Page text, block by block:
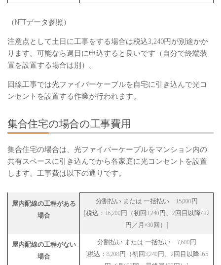
（NTTデータ参照）
注意点として土日に工事をする場合は税込3,240円が別途かか
ります。可能なら週日に申込すると良いです（自分で終端装
置を設置する場合は別）。
回線工事では光ファイバーケーブルを自宅に引き込んで光コ
ンセントを設置する作業が行われます。
集合住宅の場合の工事費用
集合住宅の場合は、光ファイバーケーブルをマンション内の
共有スペースに引き込んでから各家庭に光コンセントを設置
します。工事費は以下の通りです。
屋内配線の工程がある
場合
分割払い または 一括払い 15,000円
[税込：16,200円（初回3,240円、2回目以降432
円／月×30回）]
屋内配線の工程がない
場合
分割払い または 一括払い 7,600円
[税込：8,208円（初回3,240円、2回目以降165